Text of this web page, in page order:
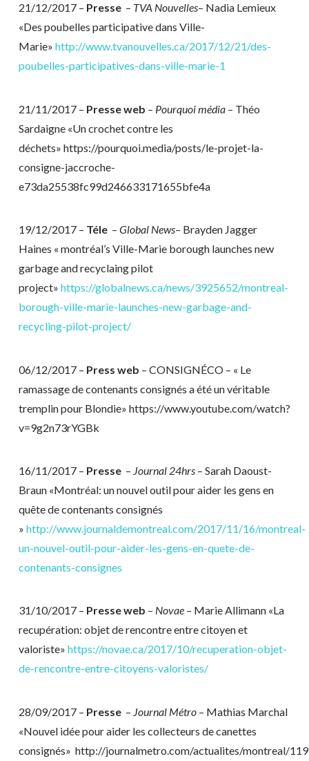
21/12/2017 – Presse – TVA Nouvelles– Nadia Lemieux
«Des poubelles participative dans Ville-
Marie» http://www.tvanouvelles.ca/2017/12/21/des-
poubelles-participatives-dans-ville-marie-1
21/11/2017 – Presse web – Pourquoi média– Théo
Sardaigne «Un crochet contre les
déchets» https://pourquoi.media/posts/le-projet-la-
consigne-jaccroche-
e73da25538fc99d246633171655bfe4a
19/12/2017 – Téle – Global News– Brayden Jagger
Haines « montréal’s Ville-Marie borough launches new
garbage and recyclaing pilot
project» https://globalnews.ca/news/3925652/montreal-
borough-ville-marie-launches-new-garbage-and-
recycling-pilot-project/
06/12/2017 – Press web – CONSIGNÉCO – « Le
ramassage de contenants consignés a été un véritable
tremplin pour Blondie» https://www.youtube.com/watch?
v=9g2n73rYGBk
16/11/2017 – Presse – Journal 24hrs– Sarah Daoust-
Braun «Montréal: un nouvel outil pour aider les gens en
quête de contenants consignés
» http://www.journaldemontreal.com/2017/11/16/montreal-
un-nouvel-outil-pour-aider-les-gens-en-quete-de-
contenants-consignes
31/10/2017 – Presse web – Novae– Marie Allimann «La
recupération: objet de rencontre entre citoyen et
valoriste» https://novae.ca/2017/10/recuperation-objet-
de-rencontre-entre-citoyens-valoristes/
28/09/2017 – Presse – Journal Métro– Mathias Marchal
«Nouvel idée pour aider les collecteurs de canettes
consignés» http://journalmetro.com/actualites/montreal/